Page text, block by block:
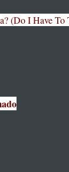
(Do I Have To